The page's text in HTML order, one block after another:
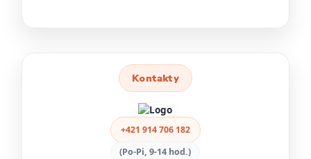
Kontakty
+421 914 706 182
(Po-Pi, 9-14 hod.)